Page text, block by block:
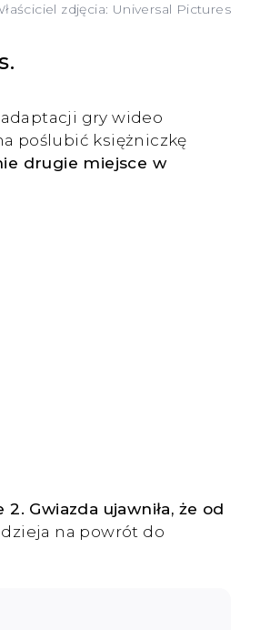
zdjęcia: Universal Pictures
adaptacji gry wideo
poślubić księżniczkę
drugie miejsce w
Gwiazda ujawniła, że od
na powrót do